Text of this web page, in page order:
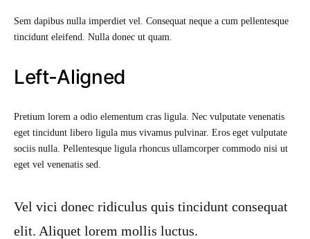
Sem dapibus nulla imperdiet vel. Consequat neque a cum pellentesque
tincidunt eleifend. Nulla donec ut quam.
Left-Aligned
Pretium lorem a odio elementum cras ligula. Nec vulputate venenatis
eget tincidunt libero ligula mus vivamus pulvinar. Eros eget vulputate
sociis nulla. Pellentesque ligula rhoncus ullamcorper commodo nisi ut
eget vel venenatis sed.
Vel vici donec ridiculus quis tincidunt consequat
elit. Aliquet lorem mollis luctus.